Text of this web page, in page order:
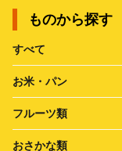
ものから探す
すべて
お米・パン
フルーツ類
おさかな類